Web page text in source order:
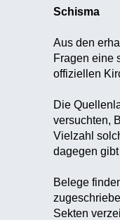
Schisma
Aus den
Fragen eine
offiziellen
Die
versuchten,
Vielzahl
dagegen
Belege
Sekten